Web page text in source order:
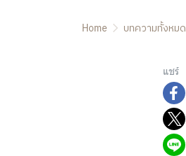
Home บทความทั้งหมด
แชร์